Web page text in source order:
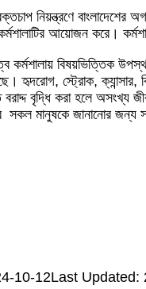
নিয়ন্ত্রণে
আয়োজন করে।
কর্মশালায় বিষয়ভিত্তিক
হৃদরোগ, স্ট্রোক, ক্যান্সার,
বরাদ্দ বৃদ্ধি করা হলে
সকল মানুষকে জানানোর
10-12Last Updated: